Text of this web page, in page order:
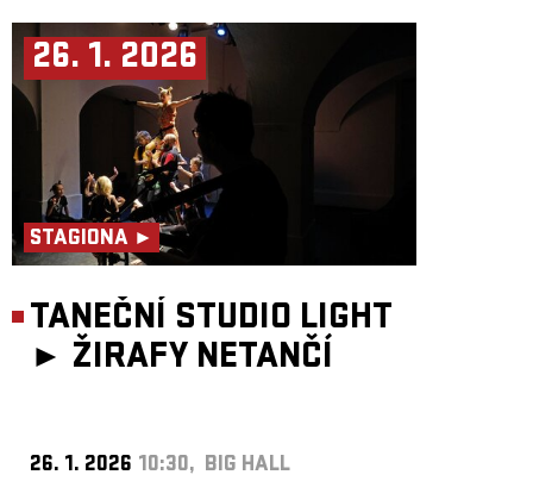
26. 1. 2026
STAGIONA ►
TANEČNÍ STUDIO LIGHT
► ŽIRAFY NETANČÍ
26. 1. 2026 10:30, BIG HALL